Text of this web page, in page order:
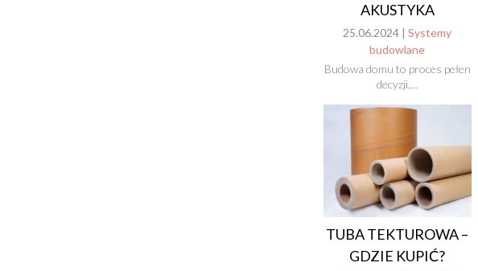
AKUSTYKA
25.06.2024 |Systemy
budowlane
Budowa domu to proces pełen
decyzji,…
TUBA TEKTUROWA –
GDZIE KUPIĆ?